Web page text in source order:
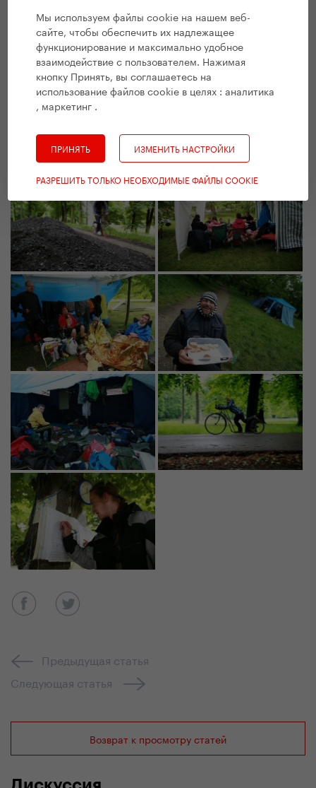
Мы используем файлы cookie на нашем веб-
сайте, чтобы обеспечить их надлежащее
функционирование и максимально удобное
взаимодействие с пользователем. Нажимая
кнопку Принять, вы соглашаетесь на
использование файлов cookie в целях :аналитика
, маркетинг .
ПРИНЯТЬ ИЗМЕНИТЬ НАСТРОЙКИ
РАЗРЕШИТЬ ТОЛЬКО НЕОБХОДИМЫЕ ФАЙЛЫ COOKIE
в " 24 часа на самокатах ". Как и другие команды, мы
прежде всего хотим, насладиться гонкой как социальным и
развлекательным мероприятием, которым она, безусловно,
является", заключает Якуб Бостл.
Предыдущая статья
Следующая статья
Возврат к просмотру статей